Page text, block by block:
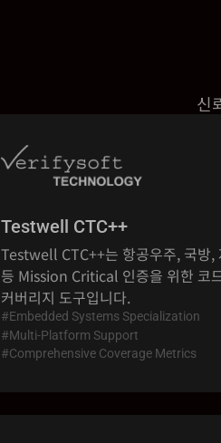
신
Testwell CTC++
Testwell CTC++는 항공우주, 국방,
등 Mission Critical 인증을 위한 코
커버리지 도구입니다.
#Embedded Systems Specialization
#Multi-Platform Support
#Comprehensive Coverage Metrics